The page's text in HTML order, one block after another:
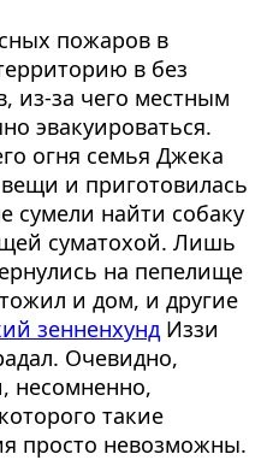
пожаров в
в без
из-за чего местным
эвакуироваться.
огня семья Джека
и приготовилась
сумели найти собаку
суматохой. Лишь
на пепелище
и дом, и другие
зенненхунд Иззи
Очевидно,
несомненно,
такие
просто невозможны.